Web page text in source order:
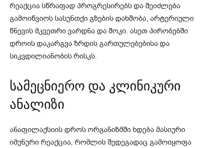
რეაქცია სწრაფად პროგრესირებს და შეიძლება
გამოიწვიოს სასუნთქი გზების დახშობა, არტერიული
წნევის მკვეთრი ვარდნა და შოკი. ასეთ პირობებში
დროის დაკარგვა ზრდის გართულებებისა და
სიკვდილიანობის რისკს.
სამეცნიერო და კლინიკური
ანალიზი
ანაფილაქსიის დროს ორგანიზმში ხდება მასიური
იმუნური რეაქცია, რომლის შედეგადაც გამოიყოფა